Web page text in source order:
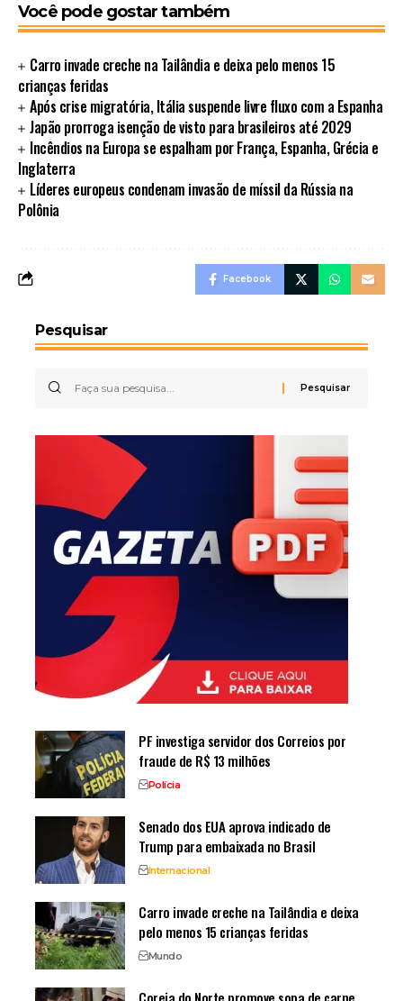
Você pode gostar também
Carro invade creche na Tailândia e deixa pelo menos 15
crianças feridas
Após crise migratória, Itália suspende livre fluxo com a Espanha
Japão prorroga isenção de visto para brasileiros até 2029
Incêndios na Europa se espalham por França, Espanha, Grécia e
Inglaterra
Líderes europeus condenam invasão de míssil da Rússia na
Polônia
Facebook
Pesquisar
PF investiga servidor dos Correios por
fraude de R$ 13 milhões
Polícia
Senado dos EUA aprova indicado de
Trump para embaixada no Brasil
Internacional
Carro invade creche na Tailândia e deixa
pelo menos 15 crianças feridas
Mundo